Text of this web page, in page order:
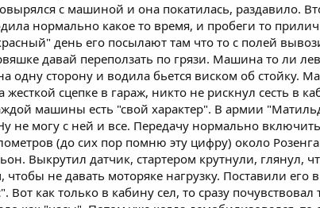
с машиной и она покатилась, раздавило.
нормально какое то время, и пробеги то
день его посылают там что то с полей
давай переползать по грязи. Машина то ли
одну сторону и водила бьется виском об стойку.
сцепке в гараж, никто не рискнул сесть в
машины есть "свой характер". В армии
не могу с ней и все. Передачу нормально
(до сих пор помню эту цифру) около
Выкрутил датчик, стартером крутнули, глянул,
чтобы не давать моторяке нагрузку. Поставили
Вот как только в кабину сел, то сразу